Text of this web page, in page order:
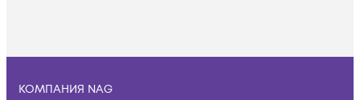
КОМПАНИЯ NAG